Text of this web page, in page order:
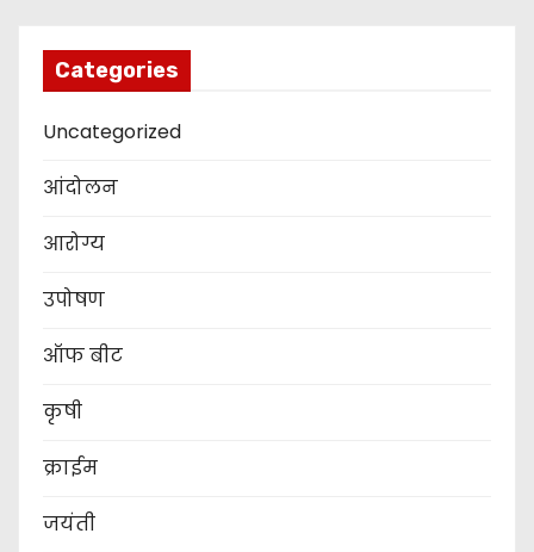
Categories
Uncategorized
आंदोलन
आरोग्य
उपोषण
ऑफ बीट
कृषी
क्राईम
जयंती